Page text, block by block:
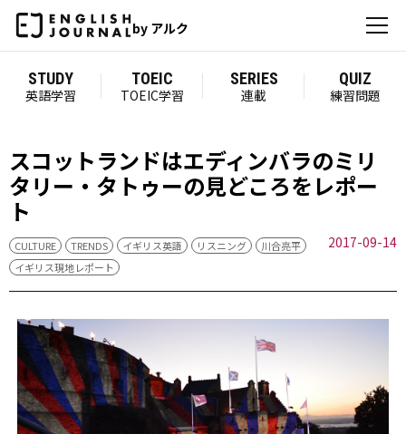
by アルク
STUDY
英語学習
TOEIC
TOEIC学習
SERIES
連載
QUIZ
練習問題
スコットランドはエディンバラのミリ
タリー・タトゥーの見どころをレポー
ト
CULTURE TRENDS イギリス英語 リスニング
川合亮平
イギリス現地レポート
2017-09-14